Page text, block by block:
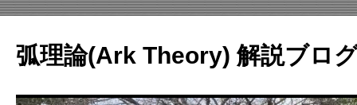
テ
ン
へ
弧理論(Ark Theory) 解説ブロ